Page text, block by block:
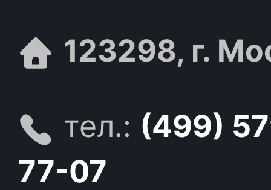
123298, г.
тел.: (499)
77-07